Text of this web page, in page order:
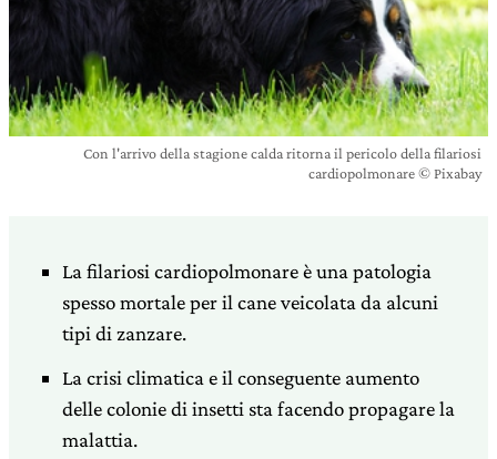
Con l'arrivo della stagione calda ritorna il pericolo della filariosi
cardiopolmonare © Pixabay
La filariosi cardiopolmonare è una patologia
spesso mortale per il cane veicolata da alcuni
tipi di zanzare.
La crisi climatica e il conseguente aumento
delle colonie di insetti sta facendo propagare la
malattia.